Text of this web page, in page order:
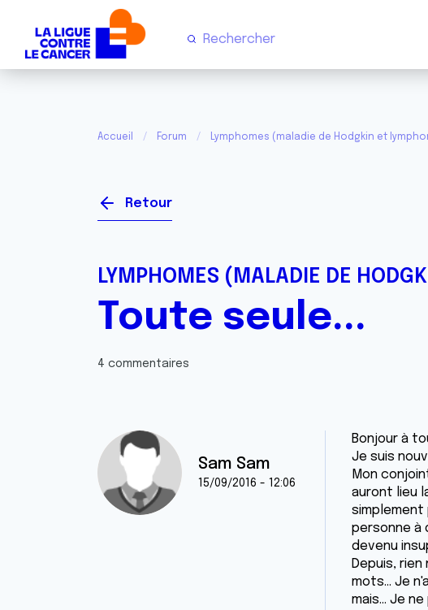
Accueil Forum Lymphomes (maladie de Hodgkin et
Retour
LYMPHOMES (MALADIE DE
Toute seule...
4 commentaires
Sam Sam
15/09/2016 - 12:06
Bonjour à
Je suis
Mon
auront lieu
simplement
personne à
devenu
Depuis,
mots... Je
mais... Je